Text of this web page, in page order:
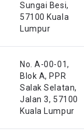
Sungai Besi,
57100 Kuala
Lumpur
No. A-00-01,
Blok A, PPR
Salak Selatan,
Jalan 3, 57100
Kuala Lumpur